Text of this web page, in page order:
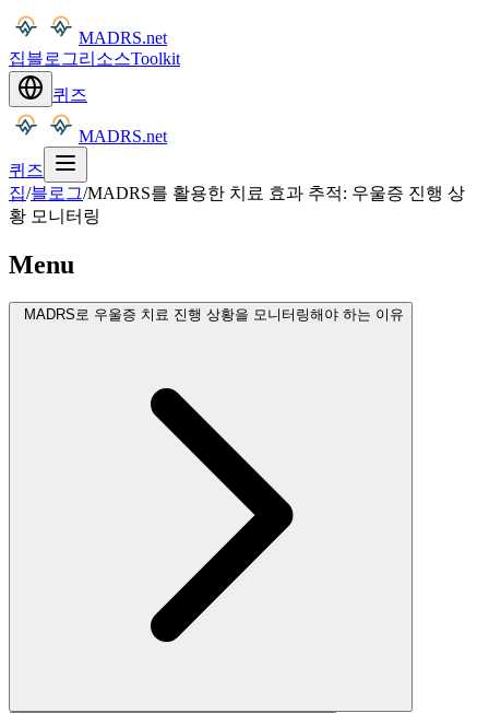
MADRS.net
집블로그리소스Toolkit
퀴즈
MADRS.net
퀴즈
집/블로그/MADRS를 활용한 치료 효과 추적: 우울증 진행 상
황 모니터링
Menu
MADRS로 우울증 치료 진행 상황을 모니터링해야 하는 이유